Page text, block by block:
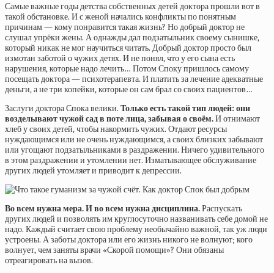
Самые важные годы детства собственных детей доктора прошли вот в
такой обстановке. И с женой начались конфликты по понятным
причинам — кому понравится такая жизнь? Но добрый доктор не
слушал упрёки жены. А однажды дал подзатыльник своему сынишке,
который никак не мог научиться читать. Добрый доктор просто был
измотан заботой о чужих детях. И не понял, что у его сына есть
нарушения, которые надо лечить… Потом Споку пришлось самому
посещать доктора — психотерапевта. И платить за лечение адекватные
деньги, а не три копейки, которые он сам брал со своих пациентов…
Заслуги доктора Спока велики. Только есть такой тип людей: они
возделывают чужой сад в поте лица, забывая о своём.И отнимают
хлеб у своих детей, чтобы накормить чужих. Отдают ресурсы
нуждающимся или не очень нуждающимся, а своих близких забывают
или угощают подзатыльниками в раздражении. Ничего удивительного
в этом раздражении и утомлении нет. Изматывающее обслуживание
других людей утомляет и приводит к депрессии.
Во всем нужна мера. И во всем нужна дисциплина.Распускать
других людей и позволять им круглосуточно названивать себе домой не
надо. Каждый считает свою проблему необычайно важной, так уж люди
устроены. А заботы доктора или его жизнь никого не волнуют; кого
волнует, чем заняты врачи «Скорой помощи»? Они обязаны
отреагировать на вызов.